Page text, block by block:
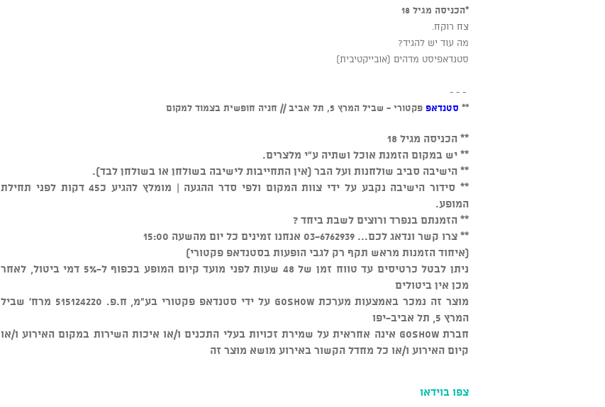
*הכניסה מגיל 18
צח רוקח.
מה עוד יש להגיד?
סטנדאפיסט מדהים (אובייקטיבית)
- - -
** סטנדאפ פקטורי - שביל המרץ 5, תל אביב // חניה חופשית בצמוד למקום
** הכניסה מגיל 18
** יש במקום הזמנת אוכל ושתיה ע"י מלצרים.
** הישיבה סביב שולחנות ועל הבר (אין התחייבות לישיבה בשולחן או בשולחן לבד).
** סידור הישיבה נקבע על ידי צוות המקום ולפי סדר ההגעה | מומלץ להגיע כ45 דקות לפני תחילת
המופע.
** הזמנתם בנפרד ורוצים לשבת ביחד ?
** צרו קשר ונדאג לכם... 03-6762939 אנחנו זמינים כל יום מהשעה 15:00
(איחוד הזמנות מראש תקף רק לגבי הופעות בסטנדאפ פקטורי)
ניתן לבטל כרטיסים עד טווח זמן של 48 שעות לפני מועד קיום המופע בכפוף ל-5% דמי ביטול, לאחר
מכן אין ביטולים
מוצר זה נמכר באמצעות מערכת GOSHOW על ידי סטנדאפ פקטורי בע"מ, ח.פ. 515124220 מרח' שביל
המרץ 5, תל אביב-יפו
חברת GOSHOW אינה אחראית על שמירת זכויות בעלי התכנים ו/או איכות השירות במקום האירוע ו/או
קיום האירוע ו/או כל מחדל הקשור באירוע מושא מוצר זה
צפו בוידאו